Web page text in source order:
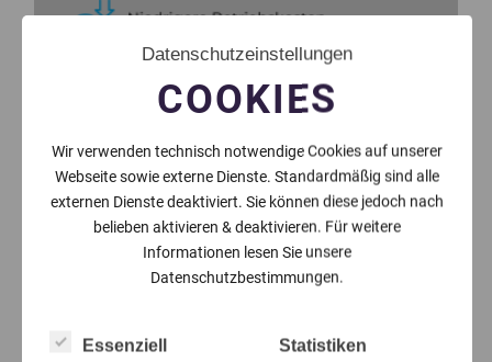
Datenschutzeinstellungen
COOKIES
Wir verwenden technisch notwendige Cookies auf unserer
Webseite sowie externe Dienste. Standardmäßig sind alle
externen Dienste deaktiviert. Sie können diese jedoch nach
belieben aktivieren & deaktivieren. Für weitere
Informationen lesen Sie unsere
Datenschutzbestimmungen.
Essenziell Statistiken